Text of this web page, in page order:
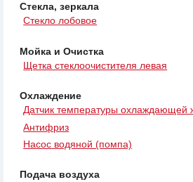
Стекла, зеркала
Стекло лобовое
Мойка и Очистка
Щетка стеклоочистителя левая
Охлаждение
Датчик температуры охлаждающей
Антифриз
Насос водяной (помпа)
Подача воздуха